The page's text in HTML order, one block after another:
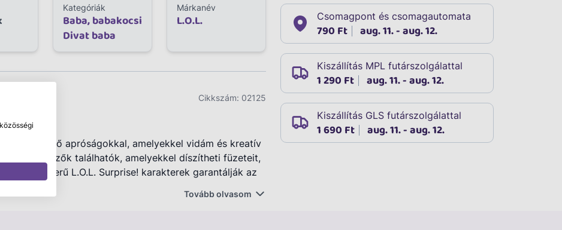
Kategóriák
Baba, babakocsi
Divat baba
Márkanév
L.O.L.
Cikkszám: 02125
Bélyegző apróságokkal, amelyekkel vidám és kreatív
bélyegzők találhatók, amelyekkel díszítheti füzeteit,
A népszerű L.O.L. Surprise! karakterek garantálják az
Tovább olvasom
Csomagpont és csomagautomata
790 Ft aug. 11. - aug. 12.
Kiszállítás MPL futárszolgálattal
1 290 Ft aug. 11. - aug. 12.
Kiszállítás GLS futárszolgálattal
1 690 Ft aug. 11. - aug. 12.